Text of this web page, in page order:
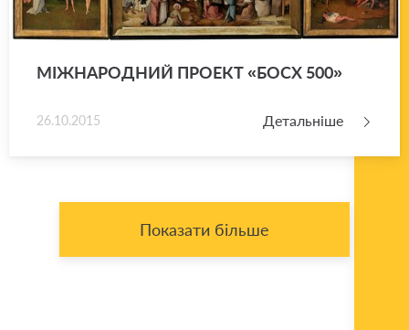
МІЖ­НА­РО­ДНИЙ ПРО­ЕКТ «БОСХ 500»
26.10.2015 Детальніше
Показати більше